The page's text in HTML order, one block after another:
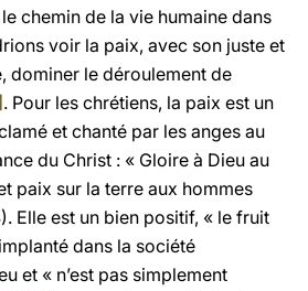
chemin de la vie humaine dans
voir la paix, avec son juste et
dominer le déroulement de
. Pour les chrétiens, la paix est un
et chanté par les anges au
du Christ : « Gloire à Dieu au
paix sur la terre aux hommes
Elle est un bien positif, « le fruit
dans la société
et « n’est pas simplement